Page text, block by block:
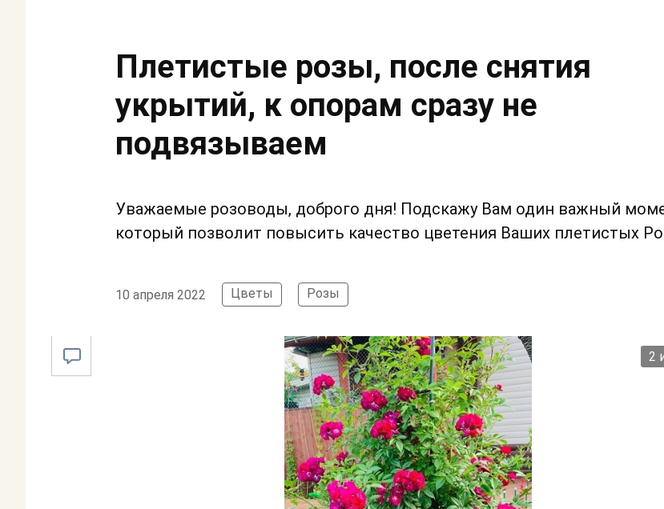
Плетистые розы, после снятия
укрытий, к опорам сразу не
подвязываем
Уважаемые розоводы, доброго дня! Подскажу Вам один важный
который позволит повысить качество цветения Ваших плетистых
10 апреля 2022 Цветы Розы
2